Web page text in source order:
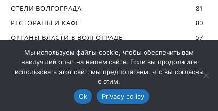
Мы используем файлы cookie, чтобы обеспечить вам
наилучший опыт на нашем сайте. Если вы продолжите
использовать этот сайт, мы предполагаем, что вы согласны
с этим.
Ok
Privacy policy